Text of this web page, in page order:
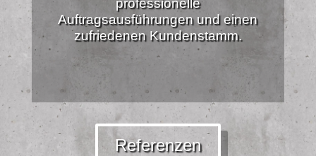
professionelle
Auftragsausführungen und einen
zufriedenen Kundenstamm.
Referenzen